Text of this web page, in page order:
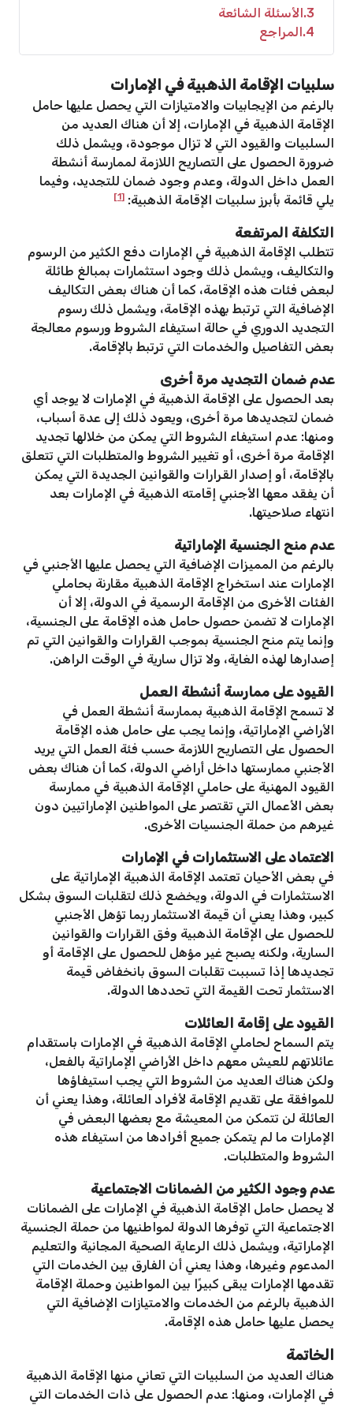
3 الأسئلة الشائعة
4 المراجع
سلبيات الإقامة الذهبية في الإمارات
بالرغم من الإيجابيات والامتيازات التي يحصل عليها حامل
الإقامة الذهبية في الإمارات، إلا أن هناك العديد من
السلبيات والقيود التي لا تزال موجودة، ويشمل ذلك
ضرورة الحصول على التصاريح اللازمة لممارسة أنشطة
العمل داخل الدولة، وعدم وجود ضمان للتجديد، وفيما
يلي قائمة بأبرز سلبيات الإقامة الذهبية: [1]
التكلفة المرتفعة
تتطلب الإقامة الذهبية في الإمارات دفع الكثير من الرسوم
والتكاليف، ويشمل ذلك وجود استثمارات بمبالغ طائلة
لبعض فئات هذه الإقامة، كما أن هناك بعض التكاليف
الإضافية التي ترتبط بهذه الإقامة، ويشمل ذلك رسوم
التجديد الدوري في حالة استيفاء الشروط ورسوم معالجة
بعض التفاصيل والخدمات التي ترتبط بالإقامة.
عدم ضمان التجديد مرة أخرى
بعد الحصول على الإقامة الذهبية في الإمارات لا يوجد أي
ضمان لتجديدها مرة أخرى، ويعود ذلك إلى عدة أسباب،
ومنها: عدم استيفاء الشروط التي يمكن من خلالها تجديد
الإقامة مرة أخرى، أو تغيير الشروط والمتطلبات التي تتعلق
بالإقامة، أو إصدار القرارات والقوانين الجديدة التي يمكن
أن يفقد معها الأجنبي إقامته الذهبية في الإمارات بعد
انتهاء صلاحيتها.
عدم منح الجنسية الإماراتية
بالرغم من المميزات الإضافية التي يحصل عليها الأجنبي في
الإمارات عند استخراج الإقامة الذهبية مقارنة بحاملي
الفئات الأخرى من الإقامة الرسمية في الدولة، إلا أن
الإمارات لا تضمن حصول حامل هذه الإقامة على الجنسية،
وإنما يتم منح الجنسية بموجب القرارات والقوانين التي تم
إصدارها لهذه الغاية، ولا تزال سارية في الوقت الراهن.
القيود على ممارسة أنشطة العمل
لا تسمح الإقامة الذهبية بممارسة أنشطة العمل في
الأراضي الإماراتية، وإنما يجب على حامل هذه الإقامة
الحصول على التصاريح اللازمة حسب فئة العمل التي يريد
الأجنبي ممارستها داخل أراضي الدولة، كما أن هناك بعض
القيود المهنية على حاملي الإقامة الذهبية في ممارسة
بعض الأعمال التي تقتصر على المواطنين الإماراتيين دون
غيرهم من حملة الجنسيات الأخرى.
الاعتماد على الاستثمارات في الإمارات
في بعض الأحيان تعتمد الإقامة الذهبية الإماراتية على
الاستثمارات في الدولة، ويخضع ذلك لتقلبات السوق بشكل
كبير، وهذا يعني أن قيمة الاستثمار ربما تؤهل الأجنبي
للحصول على الإقامة الذهبية وفق القرارات والقوانين
السارية، ولكنه يصبح غير مؤهل للحصول على الإقامة أو
تجديدها إذا تسببت تقلبات السوق بانخفاض قيمة
الاستثمار تحت القيمة التي تحددها الدولة.
القيود على إقامة العائلات
يتم السماح لحاملي الإقامة الذهبية في الإمارات باستقدام
عائلاتهم للعيش معهم داخل الأراضي الإماراتية بالفعل،
ولكن هناك العديد من الشروط التي يجب استيفاؤها
للموافقة على تقديم الإقامة لأفراد العائلة، وهذا يعني أن
العائلة لن تتمكن من المعيشة مع بعضها البعض في
الإمارات ما لم يتمكن جميع أفرادها من استيفاء هذه
الشروط والمتطلبات.
عدم وجود الكثير من الضمانات الاجتماعية
لا يحصل حامل الإقامة الذهبية في الإمارات على الضمانات
الاجتماعية التي توفرها الدولة لمواطنيها من حملة الجنسية
الإماراتية، ويشمل ذلك الرعاية الصحية المجانية والتعليم
المدعوم وغيرها، وهذا يعني أن الفارق بين الخدمات التي
تقدمها الإمارات يبقى كبيرًا بين المواطنين وحملة الإقامة
الذهبية بالرغم من الخدمات والامتيازات الإضافية التي
يحصل عليها حامل هذه الإقامة.
الخاتمة
هناك العديد من السلبيات التي تعاني منها الإقامة الذهبية
في الإمارات، ومنها: عدم الحصول على ذات الخدمات التي